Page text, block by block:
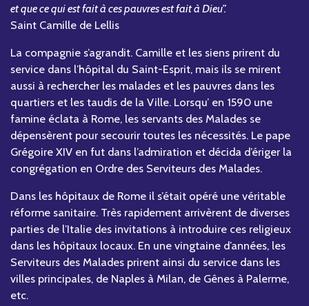
et que ce qui est fait à ces pauvres est fait à Dieu”.
Saint Camille de Lellis
La compagnie s’agrandit. Camille et les siens prirent du
service dans l’hôpital du Saint-Esprit, mais ils se mirent
aussi à rechercher les malades et les pauvres dans les
quartiers et les taudis de la Ville. Lorsqu’ en 1590 une
famine éclata à Rome, les servants des Malades se
dépensèrent pour secourir toutes les nécessités. Le pape
Grégoire XIV en fut dans l’admiration et décida d’ériger la
congrégation en Ordre des Serviteurs des Malades.
Dans les hôpitaux de Rome il s’était opéré une véritable
réforme sanitaire. Très rapidement arrivèrent de diverses
parties de l’Italie des invitations à introduire ces religieux
dans les hôpitaux locaux. En une vingtaine d’années, les
Serviteurs des Malades prirent ainsi du service dans les
villes principales, de Naples à Milan, de Gênes à Palerme,
etc.